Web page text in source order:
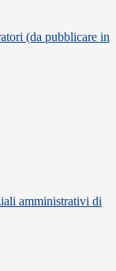
(da pubblicare in
amministrativi di